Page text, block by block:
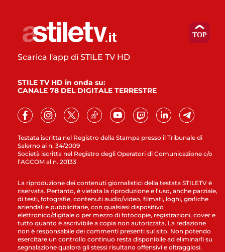
Testata iscritta nel Registro della Stampa presso il Tribunale di
Salerno al n. 34/2009
Società iscritta nel Registro degli Operatori di Comunicazione c/o
l’AGCOM al n. 20133
Scarica l'app di STILE TV HD
STILE TV HD in onda su:
CANALE 78 DEL DIGITALE TERRESTRE
La riproduzione dei contenuti giornalistici della testata STILETV è
riservata. Pertanto, è vietata la riproduzione e l’uso, anche parziale,
di testi, fotografie, contenuti audio/video, filmati, loghi, grafiche
aziendali e pubblicitarie, con qualsiasi dispositivo
elettronico/digitale o per mezzo di fotocopie, registrazioni, cover e
tutto quanto è ascrivibile a copia non autorizzata. La redazione
non è responsabile dei commenti presenti sul sito. Non potendo
esercitare un controllo continuo resta disponibile ad eliminarli su
segnalazione qualora gli stessi risultano offensivi e oltraggiosi.